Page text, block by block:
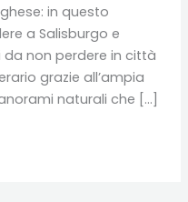
in questo
a Salisburgo e
da non perdere in città
grazie all’ampia
naturali che […]